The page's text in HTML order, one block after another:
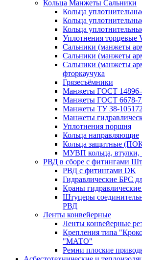
Кольца Манжеты Сальники
Кольца
Кольца
Кольца
Уплотнения торцевые
Сальники (манжеты
Сальники (манжеты
Сальники (манжеты
фторкаучука
Грязесъёмники
Манжеты ГОСТ 14896-
Манжеты ГОСТ 6678-
Манжеты ТУ 38-
Манжеты
Уплотнения поршня
Кольца направляющие
Кольца защитные
МУВП кольца, втулки,
РВД в сборе с фитингами
РВД с фитингами DK
Гидравлические БРС
Краны
Штуцеры
РВД
Ленты конвейерные
Ленты конвейерные
Крепления типа
"МАТО"
Ремни плоские